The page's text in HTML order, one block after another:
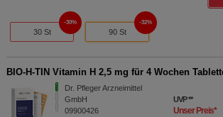
30 St
30%
90 St
32%
BIO-H-TIN Vitamin H 2,5 mg für 4 Wochen
Dr. Pfleger Arzneimittel
GmbH
09900426
UVP**
Unser Preis*